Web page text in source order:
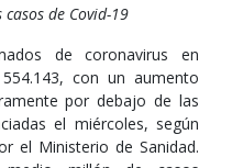
de Covid-19
de coronavirus en
con un aumento
por debajo de las
el miércoles, según
el Ministerio de Sanidad.